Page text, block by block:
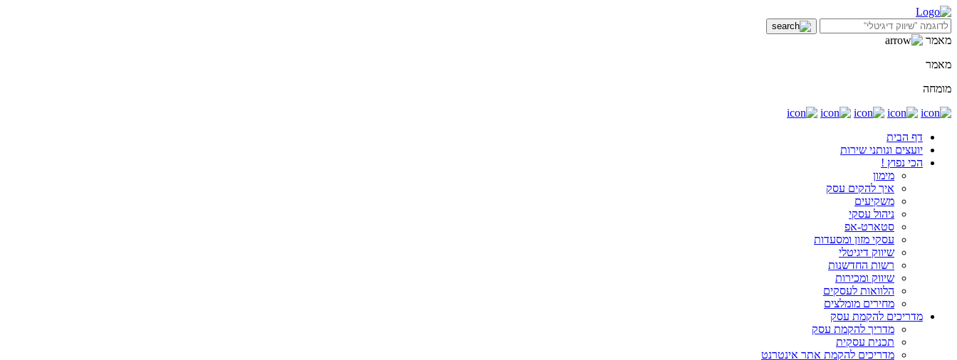
מאמר
מאמר
מומחה
דף הבית
יועצים ונותני שירות
הכי נפוץ !
מימון
איך להקים עסק
משקיעים
ניהול עסקי
סטארט-אפ
עסקי מזון ומסעדות
שיווק דיגיטלי
רשות החדשנות
שיווק ומכירות
הלוואות לעסקים
מחירים מומלצים
מדריכים להקמת עסק
מדריך להקמת עסק
תכנית עסקית
מדריכים להקמת אתר אינטרנט